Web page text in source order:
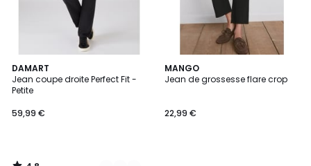
DAMART
Jean coupe droite Perfect Fit -
Petite
59,99 €
4,8
/ 5
2
Couleurs
MANGO
Jean de grossesse flare crop
22,99 €